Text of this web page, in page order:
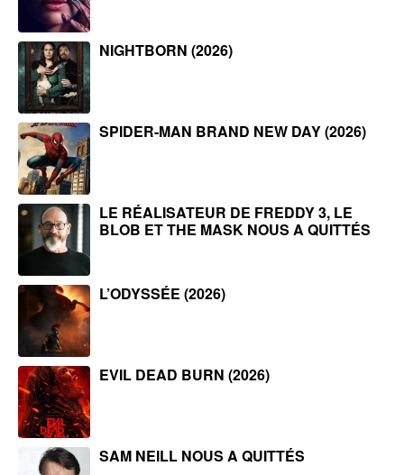
NIGHTBORN (2026)
SPIDER-MAN BRAND NEW DAY (2026)
LE RÉALISATEUR DE FREDDY 3, LE
BLOB ET THE MASK NOUS A QUITTÉS
L’ODYSSÉE (2026)
EVIL DEAD BURN (2026)
SAM NEILL NOUS A QUITTÉS